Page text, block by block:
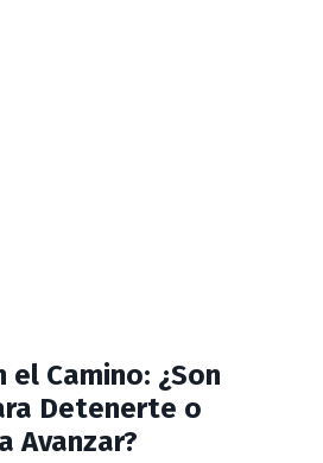
el Camino: ¿Son
Detenerte o
Avanzar?